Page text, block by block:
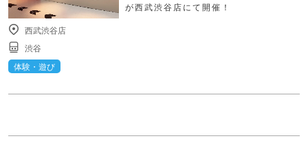
が西武渋谷店にて開催！
西武渋谷店
渋谷
体験・遊び